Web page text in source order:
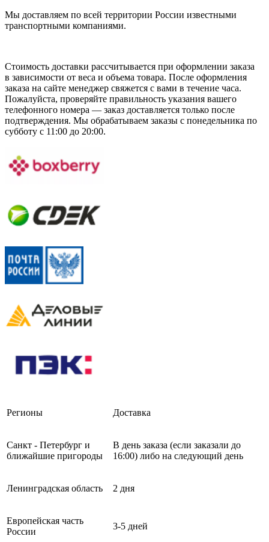
Мы доставляем по всей территории России известными
транспортными компаниями.
Стоимость доставки рассчитывается при оформлении заказа
в зависимости от веса и объема товара. После оформления
заказа на сайте менеджер свяжется с вами в течение часа.
Пожалуйста, проверяйте правильность указания вашего
телефонного номера — заказ доставляется только после
подтверждения. Мы обрабатываем заказы с понедельника по
субботу с 11:00 до 20:00.
Регионы Доставка
Санкт - Петербург и
ближайшие пригороды
В день заказа (если заказали до
16:00) либо на следующий день
Ленинградская область 2 дня
Европейская часть
России
3-5 дней